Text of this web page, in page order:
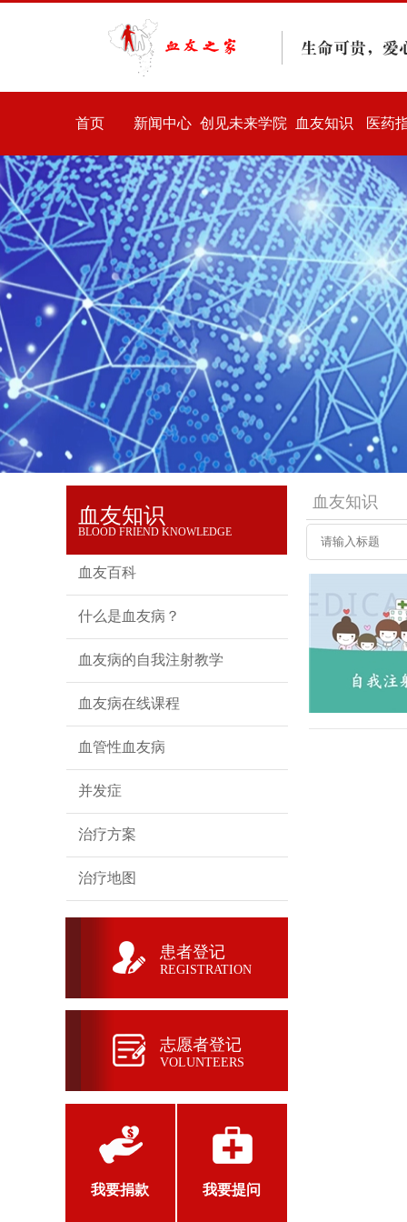
首页 新闻中心 创见未来学院 血友知识 医药
血友知识
血友知识
BLOOD FRIEND KNOWLEDGE
血友百科
什么是血友病？
血友病的自我注射教学
血友病在线课程
血管性血友病
并发症
治疗方案
治疗地图
患者登记
REGISTRATION
志愿者登记
VOLUNTEERS
我要捐款 我要提问